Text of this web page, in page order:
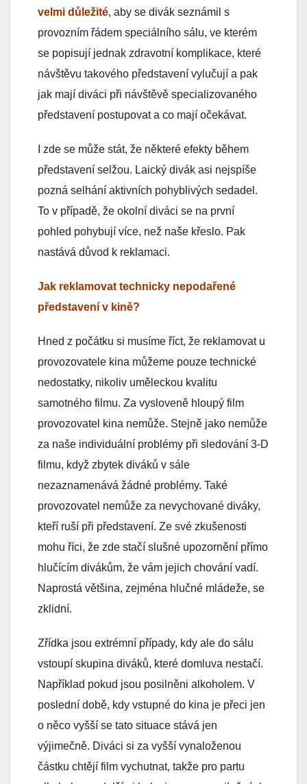
velmi důležité, aby se divák seznámil s
provozním řádem speciálního sálu, ve kterém
se popisují jednak zdravotní komplikace, které
návštěvu takového představení vylučují a pak
jak mají diváci při návštěvě specializovaného
představení postupovat a co mají očekávat.
I zde se může stát, že některé efekty během
představení selžou. Laický divák asi nejspíše
pozná selhání aktivních pohyblivých sedadel.
To v případě, že okolní diváci se na první
pohled pohybují více, než naše křeslo. Pak
nastává důvod k reklamaci.
Jak reklamovat technicky nepodařené
představení v kině?
Hned z počátku si musíme říct, že reklamovat u
provozovatele kina můžeme pouze technické
nedostatky, nikoliv uměleckou kvalitu
samotného filmu. Za vysloveně hloupý film
provozovatel kina nemůže. Stejně jako nemůže
za naše individuální problémy při sledování 3-D
filmu, když zbytek diváků v sále
nezaznamenává žádné problémy. Také
provozovatel nemůže za nevychované diváky,
kteří ruší při představení. Ze své zkušenosti
mohu říci, že zde stačí slušné upozornění přímo
hlučícím divákům, že vám jejich chování vadí.
Naprostá většina, zejména hlučné mládeže, se
zklidní.
Zřídka jsou extrémní případy, kdy ale do sálu
vstoupí skupina diváků, které domluva nestačí.
Například pokud jsou posilněni alkoholem. V
poslední době, kdy vstupné do kina je přeci jen
o něco vyšší se tato situace stává jen
výjimečně. Diváci si za vyšší vynaloženou
částku chtějí film vychutnat, takže pro partu